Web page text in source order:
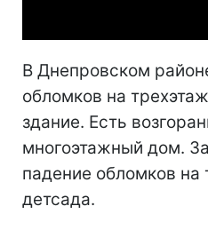
В Днепровском
обломков на
здание. Есть
многоэтажный дом.
падение обломков на
детсада.